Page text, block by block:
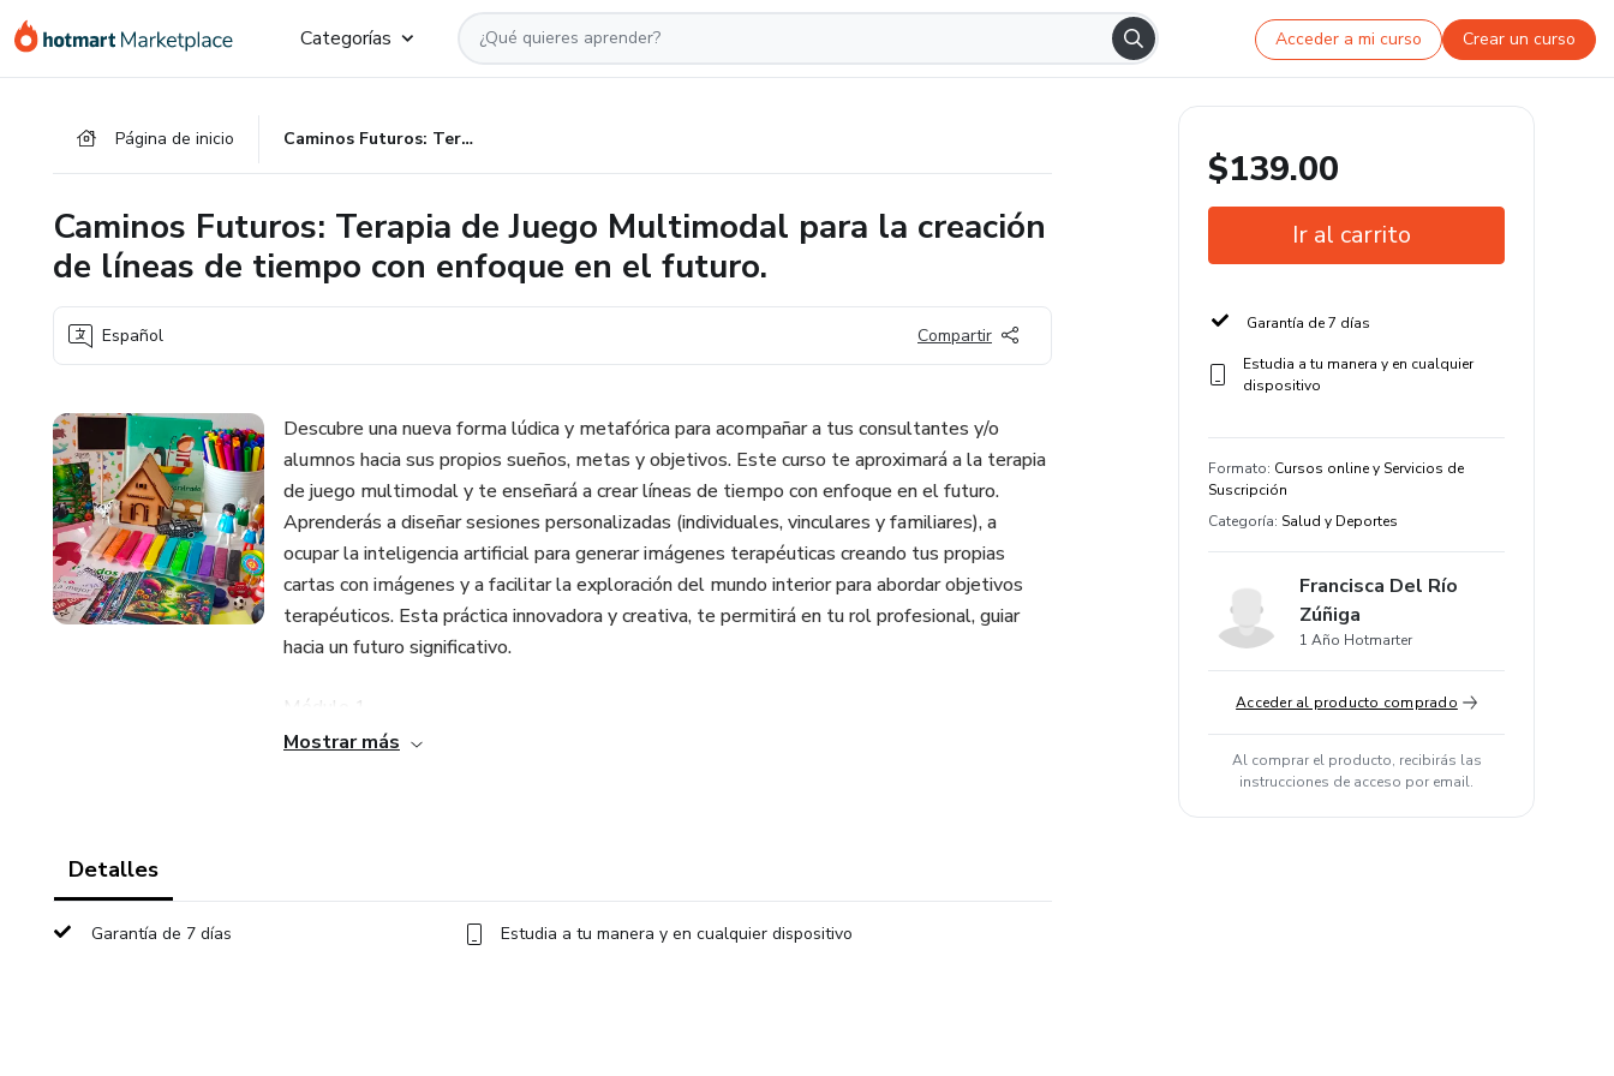
Categorías Acceder a mi curso Crear un curso
Página de inicio Caminos Futuros: Terapia de Juego Multimodal para la creación de líneas de tiempo con enfoque en el futuro.
Caminos Futuros: Terapia de Juego Multimodal para la creación
de líneas de tiempo con enfoque en el futuro.
Español Compartir
Descubre una nueva forma lúdica y metafórica para acompañar a tus consultantes y/o
alumnos hacia sus propios sueños, metas y objetivos. Este curso te aproximará a la terapia
de juego multimodal y te enseñará a crear líneas de tiempo con enfoque en el futuro.
Aprenderás a diseñar sesiones personalizadas (individuales, vinculares y familiares), a
ocupar la inteligencia artificial para generar imágenes terapéuticas creando tus propias
cartas con imágenes y a facilitar la exploración del mundo interior para abordar objetivos
terapéuticos. Esta práctica innovadora y creativa, te permitirá en tu rol profesional, guiar
hacia un futuro significativo.
Módulo 1
sugeridos para la representación de Líneas de Tiempo con Enfoque en el Futuro.
Mostrar más
Detalles
Garantía de 7 días Estudia a tu manera y en cualquier dispositivo
$139.00
Ir al carrito
Garantía de 7 días
Estudia a tu manera y en cualquier
dispositivo
Formato: Cursos online y Servicios de
Suscripción
Categoría: Salud y Deportes
Francisca Del Río
Zúñiga
1 Año Hotmarter
Acceder al producto comprado
Al comprar el producto, recibirás las
instrucciones de acceso por email.